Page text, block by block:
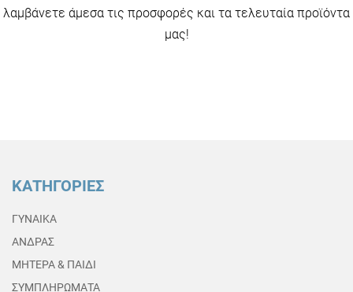
λαμβάνετε άμεσα τις προσφορές και τα τελευταία προϊόντα
μας!
ΚΑΤΗΓΟΡΙΕΣ
ΓΥΝΑΙΚΑ
ΑΝΔΡΑΣ
ΜΗΤΕΡΑ & ΠΑΙΔΙ
ΣΥΜΠΛΗΡΩΜΑΤΑ